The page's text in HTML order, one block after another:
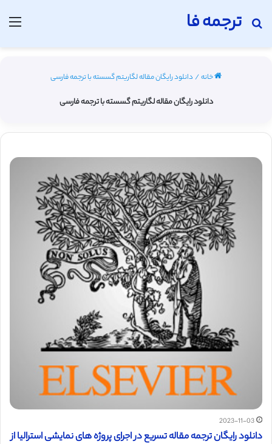
ترجمه فا
جستجو برای
خانه/ دانلود رایگان مقاله لگاریتم گسسته با ترجمه فارسی
دانلود رایگان مقاله لگاریتم گسسته با ترجمه فارسی
2023-11-03
دانلود رایگان ترجمه مقاله تسریع در اجرای پروژه های نمایشی استرالیا از